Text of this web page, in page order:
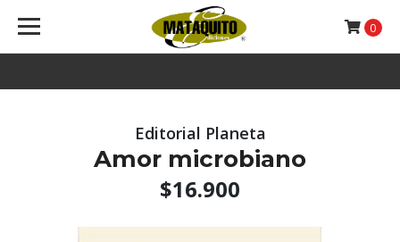
0
Editorial Planeta
Amor microbiano
$16.900